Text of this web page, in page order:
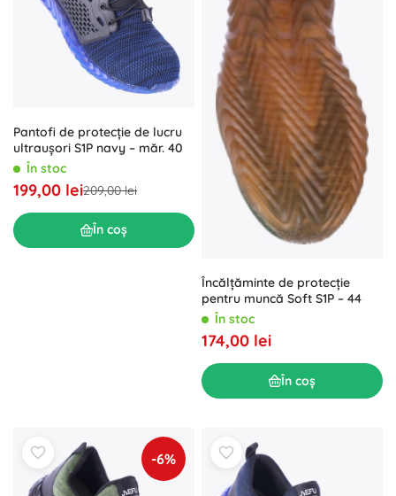
Pantofi de protecție de lucru
ultraușori S1P navy – măr. 40
În stoc
199,00 lei209,00 lei
În coș
Încălțăminte de protecție
pentru muncă Soft S1P – 44
În stoc
174,00 lei
În coș
-6%